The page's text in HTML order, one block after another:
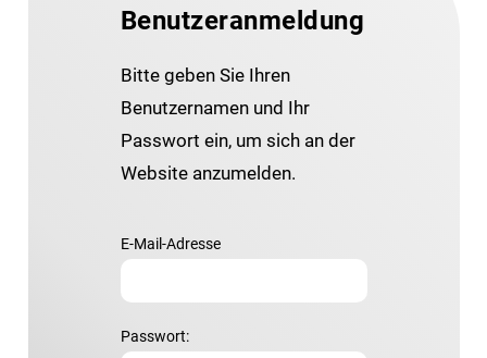
Benutzeranmeldung
Bitte geben Sie Ihren
Benutzernamen und Ihr
Passwort ein, um sich an der
Website anzumelden.
E-Mail-Adresse
Passwort: